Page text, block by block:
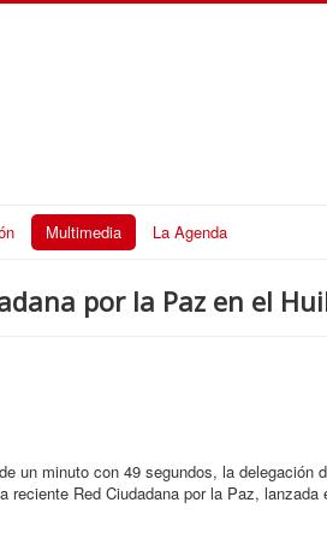
Multimedia La Agenda
por la Paz en el
un minuto con 49 segundos, la delegación
reciente Red Ciudadana por la Paz, lanzada